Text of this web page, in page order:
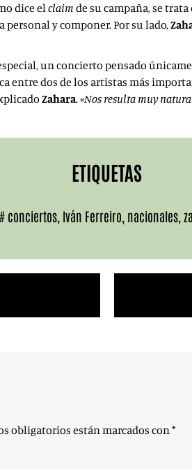
dice elclaim de su campaña, se trata
y componer. Por su lado,
un concierto pensado
entre dos de los artistas más
Zahara. «Nos resulta muy
ETIQUETAS
# conciertos, Iván Ferreiro nacionales,
obligatorios están marcados con*